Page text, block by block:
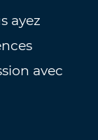
ayez
avec